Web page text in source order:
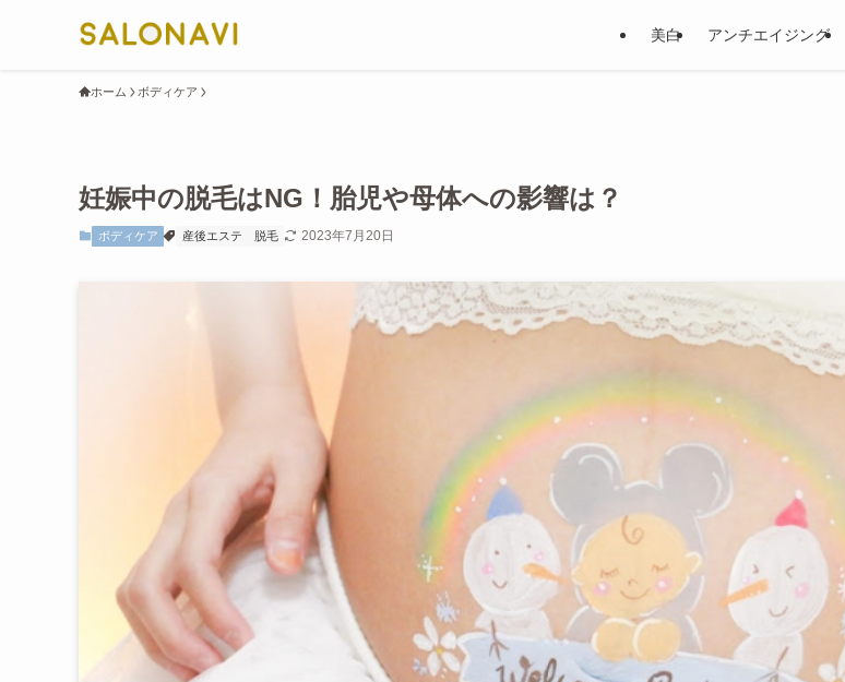
美白 アンチエイジング
ホーム ボディケア
妊娠中の脱毛はNG！胎児や母体への影響は？
ボディケア 産後エステ 脱毛 2023年7月20日